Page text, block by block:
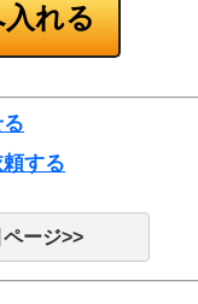
する
ージ>>